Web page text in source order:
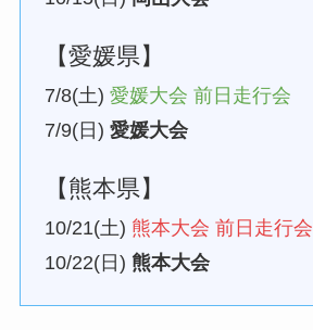
【愛媛県】
7/8(土)愛媛大会 前日走行会
7/9(日)愛媛大会
【熊本県】
10/21(土) 熊本大会 前日走行会
10/22(日) 熊本大会